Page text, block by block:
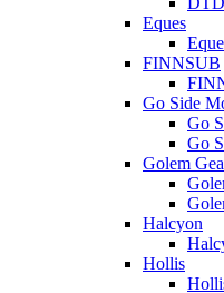
Eques
FINNSUB
Go Side
Go
Go
Golem
Halcyon
Hollis